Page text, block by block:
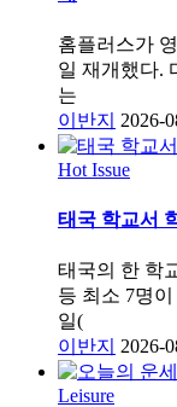
홈플러스가
일 재개했다.
는
이반지
2026-
Hot Issue
태국 학교서
태국의 한 학
등 최소 7명
일(
이반지
2026-
Leisure